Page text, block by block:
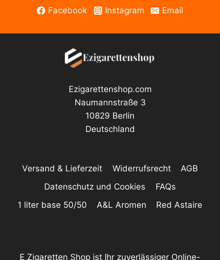
Facebook Instagram Email
Ezigarettenshop.com
Naumannstraße 3
10829 Berlin
Deutschland
Versand & Lieferzeit Widerrufsrecht
AGB
Datenschutz und Cookies
FAQs
1 liter base 50/50
A&L Aromen Red Astaire
E Zigaretten Shop ist Ihr zuverlässiger Online-